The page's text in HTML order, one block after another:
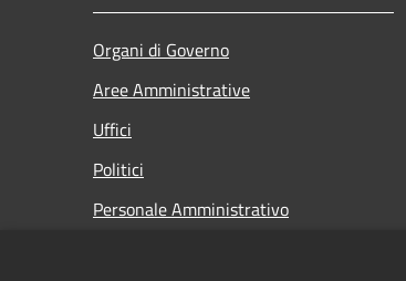
Organi di Governo
Aree Amministrative
Uffici
Politici
Personale Amministrativo